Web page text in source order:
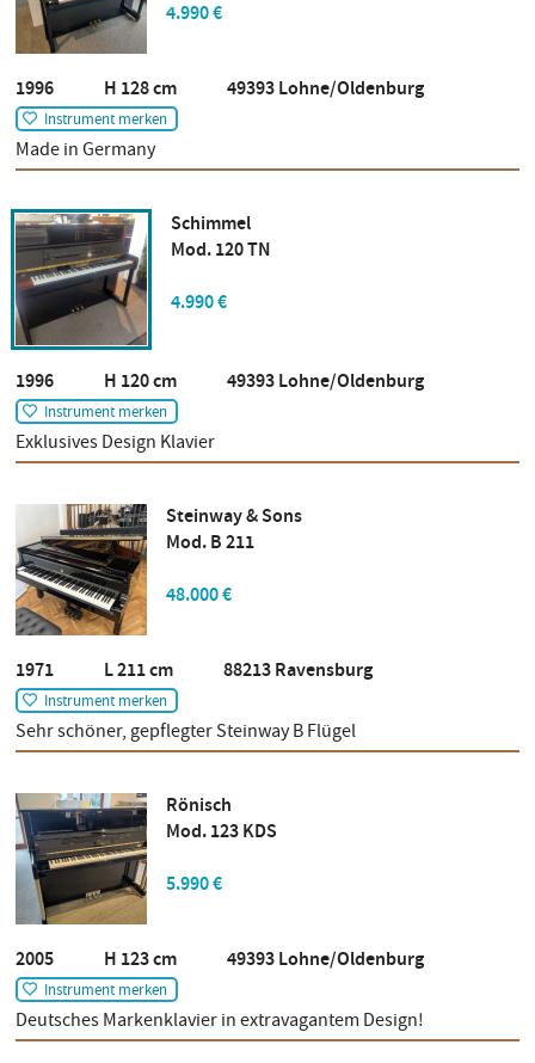
4.990 €
1996 H 128 cm 49393 Lohne/Oldenburg
Instrument merken
Made in Germany
Schimmel
Mod. 120 TN
4.990 €
1996 H 120 cm 49393 Lohne/Oldenburg
Instrument merken
Exklusives Design Klavier
Steinway & Sons
Mod. B 211
48.000 €
1971 L 211 cm 88213 Ravensburg
Instrument merken
Sehr schöner, gepflegter Steinway B Flügel
Rönisch
Mod. 123 KDS
5.990 €
2005 H 123 cm 49393 Lohne/Oldenburg
Instrument merken
Deutsches Markenklavier in extravagantem Design!